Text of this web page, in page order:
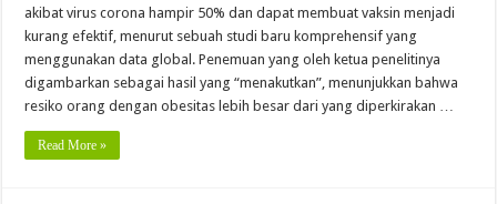
akibat virus corona hampir 50% dan dapat membuat vaksin menjadi
kurang efektif, menurut sebuah studi baru komprehensif yang
menggunakan data global. Penemuan yang oleh ketua penelitinya
digambarkan sebagai hasil yang “menakutkan”, menunjukkan bahwa
resiko orang dengan obesitas lebih besar dari yang diperkirakan …
Read More »